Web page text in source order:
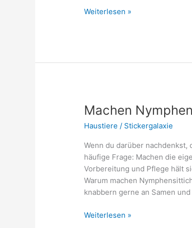
Selbstreinigendes
Weiterlesen »
Machen
Haustiere / Stickergalaxie
Wenn du darüber
häufige Frage: Machen die
Vorbereitung und Pflege hält
Warum machen
knabbern gerne an Samen
Machen
Weiterlesen »